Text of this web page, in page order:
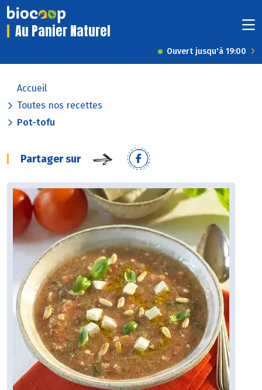
Au Panier Naturel
Ouvert jusqu'à 19:00
Accueil
Toutes nos recettes
Pot-tofu
Partager sur